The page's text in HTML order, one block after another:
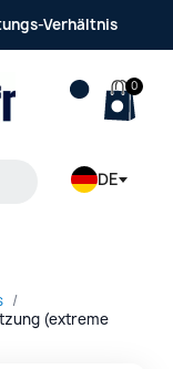
Verhältnis
DE
(extreme